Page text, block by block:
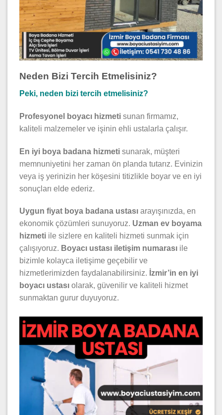
Neden Bizi Tercih Etmelisiniz?
Peki, neden bizi tercih etmelisiniz?
Profesyonel boyacı hizmeti sunan firmamız,
kaliteli malzemeler ve işinin ehli ustalarla çalışır.
En iyi boya badana hizmeti sunarak, müşteri
memnuniyetini her zaman ön planda tutarız. Evinizin
veya iş yerinizin her köşesini titizlikle boyar ve en iyi
sonuçları elde ederiz.
Uygun fiyat boya badana ustası arayışınızda, en
ekonomik çözümleri sunuyoruz. Uzman ev boyama
hizmeti ile sizlere en kaliteli hizmeti sunmak için
çalışıyoruz. Boyacı ustası iletişim numarası ile
bizimle kolayca iletişime geçebilir ve
hizmetlerimizden faydalanabilirsiniz. İzmir’in en iyi
boyacı ustası olarak, güvenilir ve kaliteli hizmet
sunmaktan gurur duyuyoruz.